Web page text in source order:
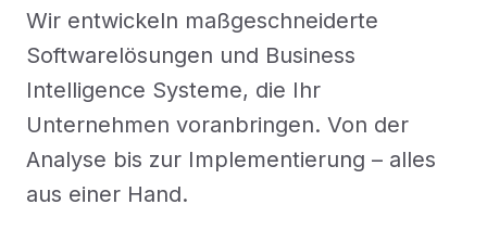
Wir entwickeln maßgeschneiderte
Softwarelösungen und Business
Intelligence Systeme, die Ihr
Unternehmen voranbringen. Von der
Analyse bis zur Implementierung – alles
aus einer Hand.